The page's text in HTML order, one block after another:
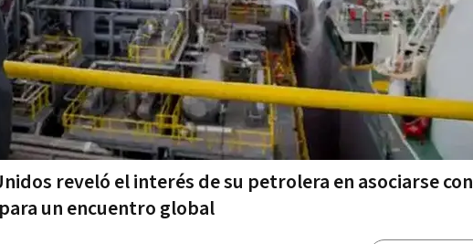
reveló el interés de su petrolera en asociarse con
un encuentro global